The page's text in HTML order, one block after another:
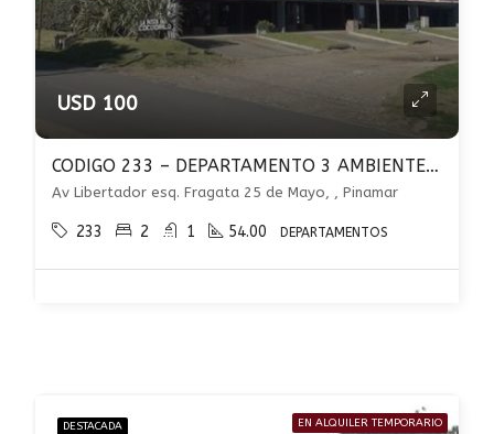
USD 100
CODIGO 233 – DEPARTAMENTO 3 AMBIENTES EN ALQUILER – ZONA COCODRILO – PINAMAR
Av Libertador esq. Fragata 25 de Mayo, , Pinamar
233 2 1 54.00 DEPARTAMENTOS
DESTACADA EN ALQUILER TEMPORARIO